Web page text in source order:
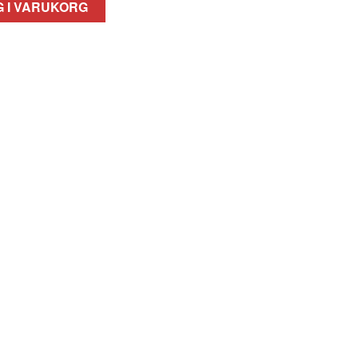
I VARUKORG